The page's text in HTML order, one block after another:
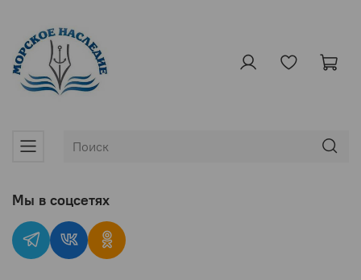
Мы в соцсетях